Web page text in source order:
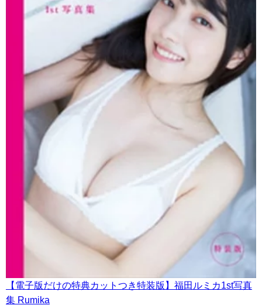
【電子版だけの特典カットつき特装版】福田ルミカ1st写真
集 Rumika